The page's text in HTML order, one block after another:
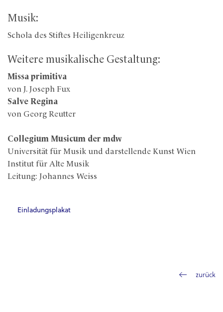
Musik:
Schola des Stiftes Heiligenkreuz
Weitere musikalische Gestaltung:
Missa primitiva
von J. Joseph Fux
Salve Regina
von Georg Reutter
Collegium Musicum der mdw
Universität für Musik und darstellende Kunst Wien
Institut für Alte Musik
Leitung: Johannes Weiss
Einladungsplakat
zurück